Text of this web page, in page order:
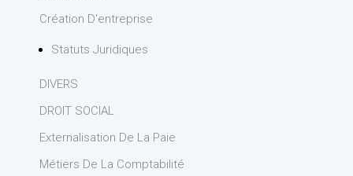
Création D'entreprise
Statuts Juridiques
DIVERS
DROIT SOCIAL
Externalisation De La Paie
Métiers De La Comptabilité